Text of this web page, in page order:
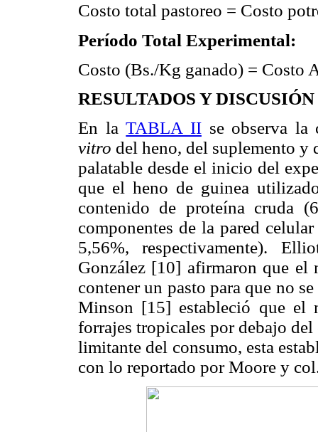
Costo total pastoreo = Costo
Período Total Experimental:
Costo (Bs./Kg ganado) = Costo
RESULTADOS Y DISCUSIÓN
En laTABLA IIse observa la
vitro del heno, del suplemento y
palatable desde el inicio del
que el heno de guinea
contenido de proteína cruda
componentes de la pared
5,56%, respectivamente).
González [10] afirmaron que el
contener un pasto para que no
Minson [15] estableció que
forrajes tropicales por debajo
limitante del consumo, esta
con lo reportado por Moore y